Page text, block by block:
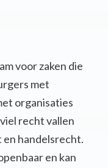
voor zaken die
met
organisaties
recht vallen
handelsrecht.
en kan